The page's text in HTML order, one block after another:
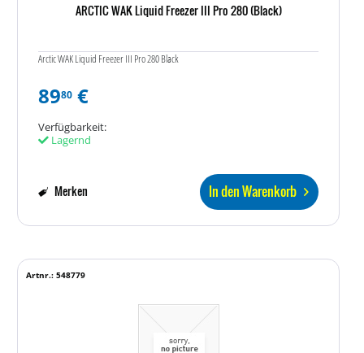
ARCTIC WAK Liquid Freezer III Pro 280 (Black)
Arctic WAK Liquid Freezer III Pro 280 Black
8980 €
Verfügbarkeit:
Lagernd
In den Warenkorb
Merken
Artnr.: 548779